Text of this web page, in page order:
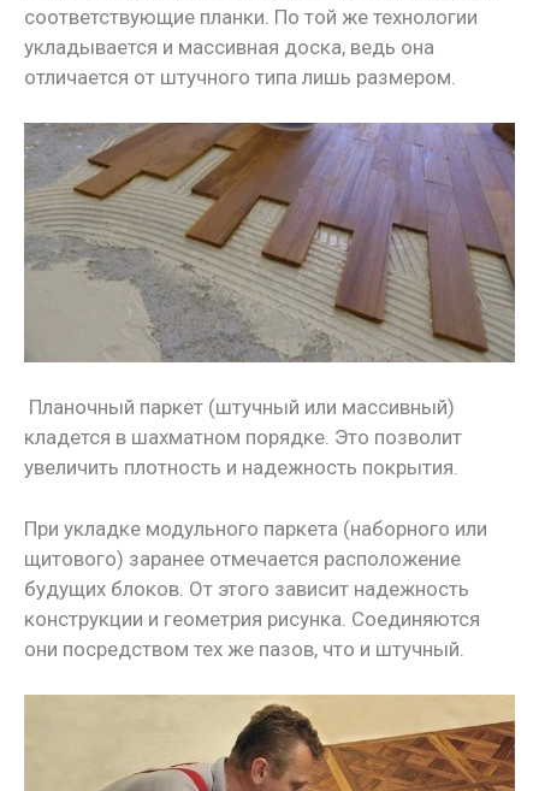
соответствующие планки. По той же технологии
укладывается и массивная доска, ведь она
отличается от штучного типа лишь размером.
Планочный паркет (штучный или массивный)
кладется в шахматном порядке. Это позволит
увеличить плотность и надежность покрытия.
При укладке модульного паркета (наборного или
щитового) заранее отмечается расположение
будущих блоков. От этого зависит надежность
конструкции и геометрия рисунка. Соединяются
они посредством тех же пазов, что и штучный.